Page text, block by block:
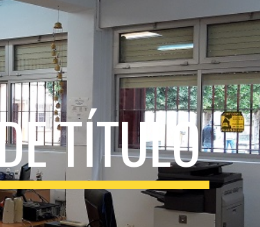
to navigation
TÍTULO